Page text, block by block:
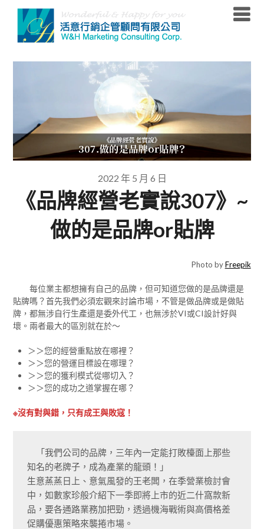
content
2022 年 5 月 6 日
《品牌經營老實說307》~
做的是品牌or貼牌
Photo byFreepik
每位業主都想擁有自己的品牌，但可知道您做的是品牌還是
貼牌嗎？首先我們必須宏觀來討論市場，不管是做品牌或是做貼
牌，都無涉自行生產還是委外代工，也無涉於VI或CI設計好與
壞。兩者最大的區別就在於～
＞＞您的經營重點放在哪裡？
＞＞您的營運目標設在哪理？
＞＞您的獲利模式從哪切入？
＞＞您的成功之道掌握在哪？
※沒有對與錯，只有成王與敗寇！
「我們公司的品牌，三年內一定能打敗檯面上那些
知名的老牌子，成為產業的龍頭！」
生意蒸蒸日上、意氣風發的王老闆，在季營業檢討會
中，如數家珍般介紹下一季即將上市的近二什窩款新
品，要各通路業務加把勁，透過機海戰術與高價格差
促購優惠策略來襲捲市場。